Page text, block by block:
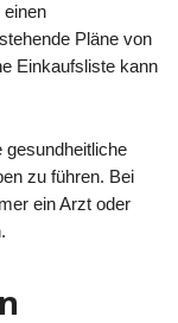
Pläne von
Einkaufsliste kann
gesundheitliche
zu führen. Bei
ein Arzt oder